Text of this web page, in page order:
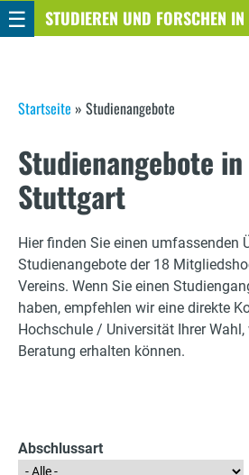
Direkt
zum
STUDIEREN UND FORSCHEN
STUTTGART
☰
S
i
e
s
i
n
d
h
r
Startseite » Studienangebote
Studienangebote
Stuttgart
Hier finden Sie einen umfassenden
Studienangebote der 18
Vereins. Wenn Sie einen
haben, empfehlen wir eine direkte
Hochschule / Universität Ihrer
Beratung erhalten können.
Abschlussart